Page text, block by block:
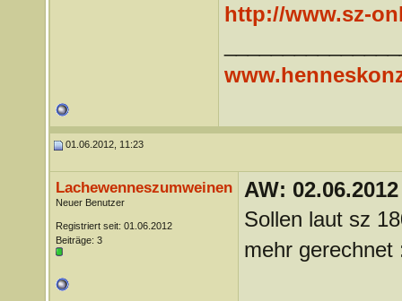
http://www.sz-
01.06.2012, 11:23
Lachewenneszumweinen
Neuer Benutzer
Registriert seit: 01.06.2012
Beiträge: 3
AW:
Sollen laut sz
mehr gerechnet